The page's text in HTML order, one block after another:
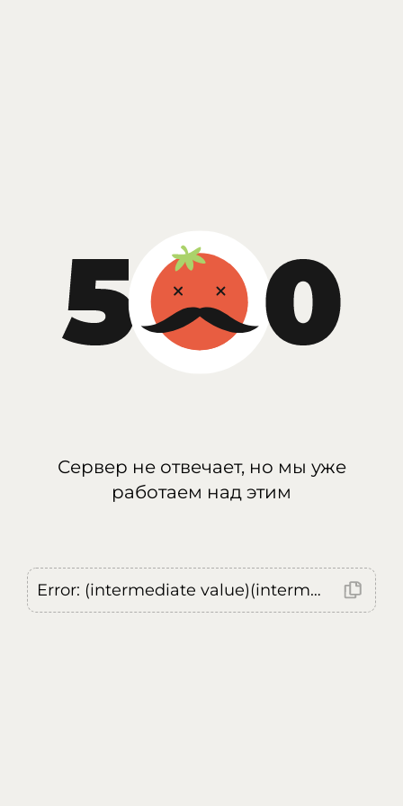
Сервер не отвечает, но мы уже
работаем над этим
Error: (intermediate value)(intermediate value)(intermediate value).replaceAll is not a function